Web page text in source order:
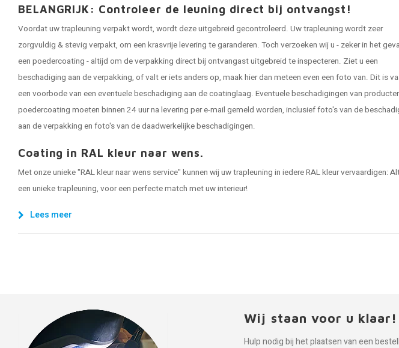
BELANGRIJK: Controleer de leuning direct bij ontvangst!
Voordat uw trapleuning verpakt wordt, wordt deze uitgebreid gecontroleerd. Uw trapleuning wordt zeer
zorgvuldig & stevig verpakt, om een krasvrije levering te garanderen. Toch verzoeken wij u - zeker in het
een poedercoating - altijd om de verpakking direct bij ontvangast uitgebreid te inspecteren. Ziet u een
beschadiging aan de verpakking, of valt er iets anders op, maak hier dan meteen even een foto van. Dit is
een voorbode van een eventuele beschadiging aan de coatinglaag. Eventuele beschadigingen van
poedercoating moeten binnen 24 uur na levering per e-mail gemeld worden, inclusief foto's van de
aan de verpakking en foto's van de daadwerkelijke beschadigingen.
Coating in RAL kleur naar wens.
Met onze unieke "RAL kleur naar wens service" kunnen wij uw trapleuning in iedere RAL kleur vervaardigen:
een unieke trapleuning, voor een perfecte match met uw interieur!
Lees meer
Wij staan voor u klaar!
Hulp nodig bij het plaatsen van een